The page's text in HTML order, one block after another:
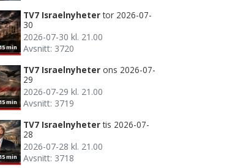
min
TV7 Israelnyheter tor 2026-07-
30
2026-07-30 kl. 21.00
Avsnitt: 3720
min
TV7 Israelnyheter ons 2026-07-
29
2026-07-29 kl. 21.00
Avsnitt: 3719
min
TV7 Israelnyheter tis 2026-07-
28
2026-07-28 kl. 21.00
Avsnitt: 3718